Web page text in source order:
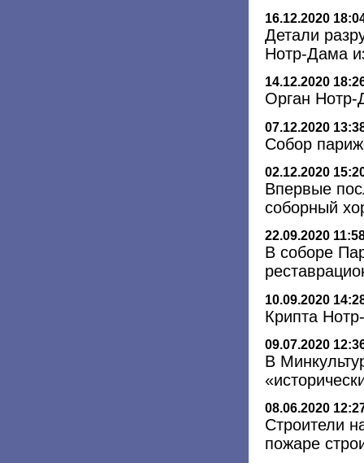
16.12.2020
Детали
Нотр-Дама
14.12.2020
Орган Нотр-
07.12.2020
Собор
02.12.2020
Впервые
соборный
22.09.2020
В соборе
10.09.2020
Крипта
09.07.2020
В
08.06.2020
Строители
пожаре